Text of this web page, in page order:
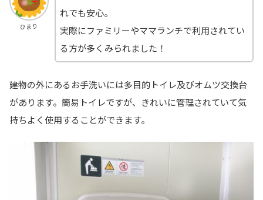
ひまり
れでも安心。
実際にファミリーやママランチで利用されてい
る方が多くみられました！
建物の外にあるお手洗いには多目的トイレ及びオムツ交換台
があります。簡易トイレですが、きれいに管理されていて気
持ちよく使用することができます。